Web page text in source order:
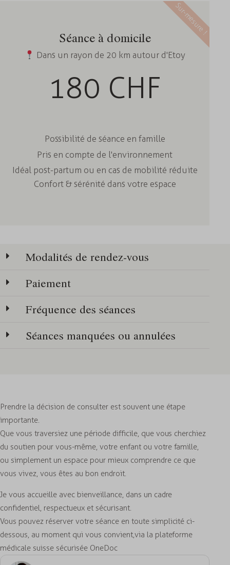
Sur-mesure !
Séance à domicile
Dans un rayon de 20 km autour d'Etoy
180 CHF
Possibilité de séance en famille
Pris en compte de l'environnement
Idéal post-partum ou en cas de mobilité réduite
Confort & sérénité dans votre espace
Modalités de rendez-vous
Paiement
Fréquence des séances
Séances manquées ou annulées
Prendre la décision de consulter est souvent une étape
importante.
Que vous traversiez une période difficile, que vous cherchiez
du soutien pour vous-même, votre enfant ou votre famille,
ou simplement un espace pour mieux comprendre ce que
vous vivez, vous êtes au bon endroit.
Je vous accueille avec bienveillance, dans un cadre
confidentiel, respectueux et sécurisant.
Vous pouvez réserver votre séance en toute simplicité ci-
dessous, au moment qui vous convient, via la plateforme
médicale suisse sécurisée OneDoc